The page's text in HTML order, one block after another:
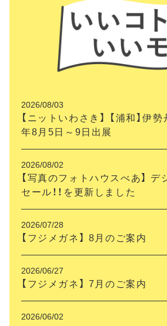
2026/08/03
【ニットいわさき】 【浦和】伊
年8月5日～9日出展
2026/08/02
【写真のフォトハウスべあ】 デ
セール！！を更新しました
2026/07/28
【フジメガネ】 8月のご案内
2026/06/27
【フジメガネ】 7月のご案内
2026/06/02